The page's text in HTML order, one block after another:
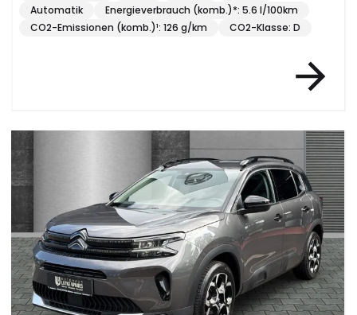
Automatik
Energieverbrauch (komb.)*: 5.6 l/100km
CO2-Emissionen (komb.)¹: 126 g/km
CO2-Klasse: D